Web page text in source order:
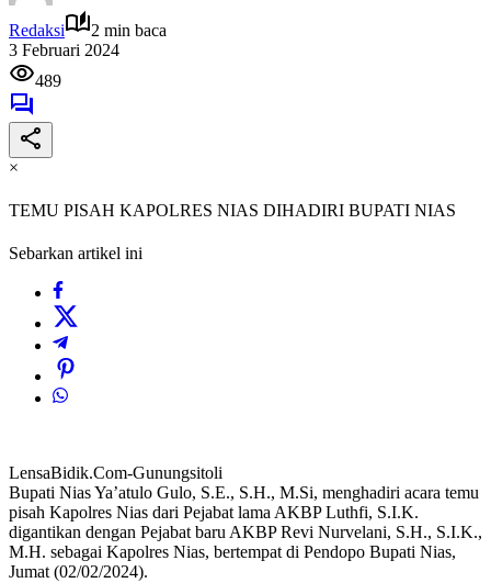
Redaksi
2 min baca
3 Februari 2024
489
×
TEMU PISAH KAPOLRES NIAS DIHADIRI BUPATI NIAS
Sebarkan artikel ini
LensaBidik.Com-Gunungsitoli
Bupati Nias Ya’atulo Gulo, S.E., S.H., M.Si, menghadiri acara temu
pisah Kapolres Nias dari Pejabat lama AKBP Luthfi, S.I.K.
digantikan dengan Pejabat baru AKBP Revi Nurvelani, S.H., S.I.K.,
M.H. sebagai Kapolres Nias, bertempat di Pendopo Bupati Nias,
Jumat (02/02/2024).